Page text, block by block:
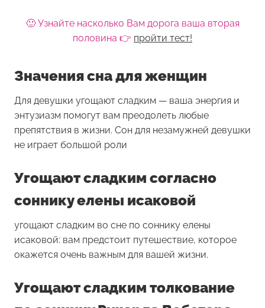
🙂 Узнайте насколько Вам дорога ваша вторая
половина 👉 пройти тест!
Значения сна для женщин
Для девушки угощают сладким — ваша энергия и
энтузиазм помогут вам преодолеть любые
препятствия в жизни. Сон для незамужней девушки
не играет большой роли
Угощают сладким согласно
соннику елены исаковой
угощают сладким во сне по соннику елены
исаковой: вам предстоит путешествие, которое
окажется очень важным для вашей жизни.
Угощают сладким толкование